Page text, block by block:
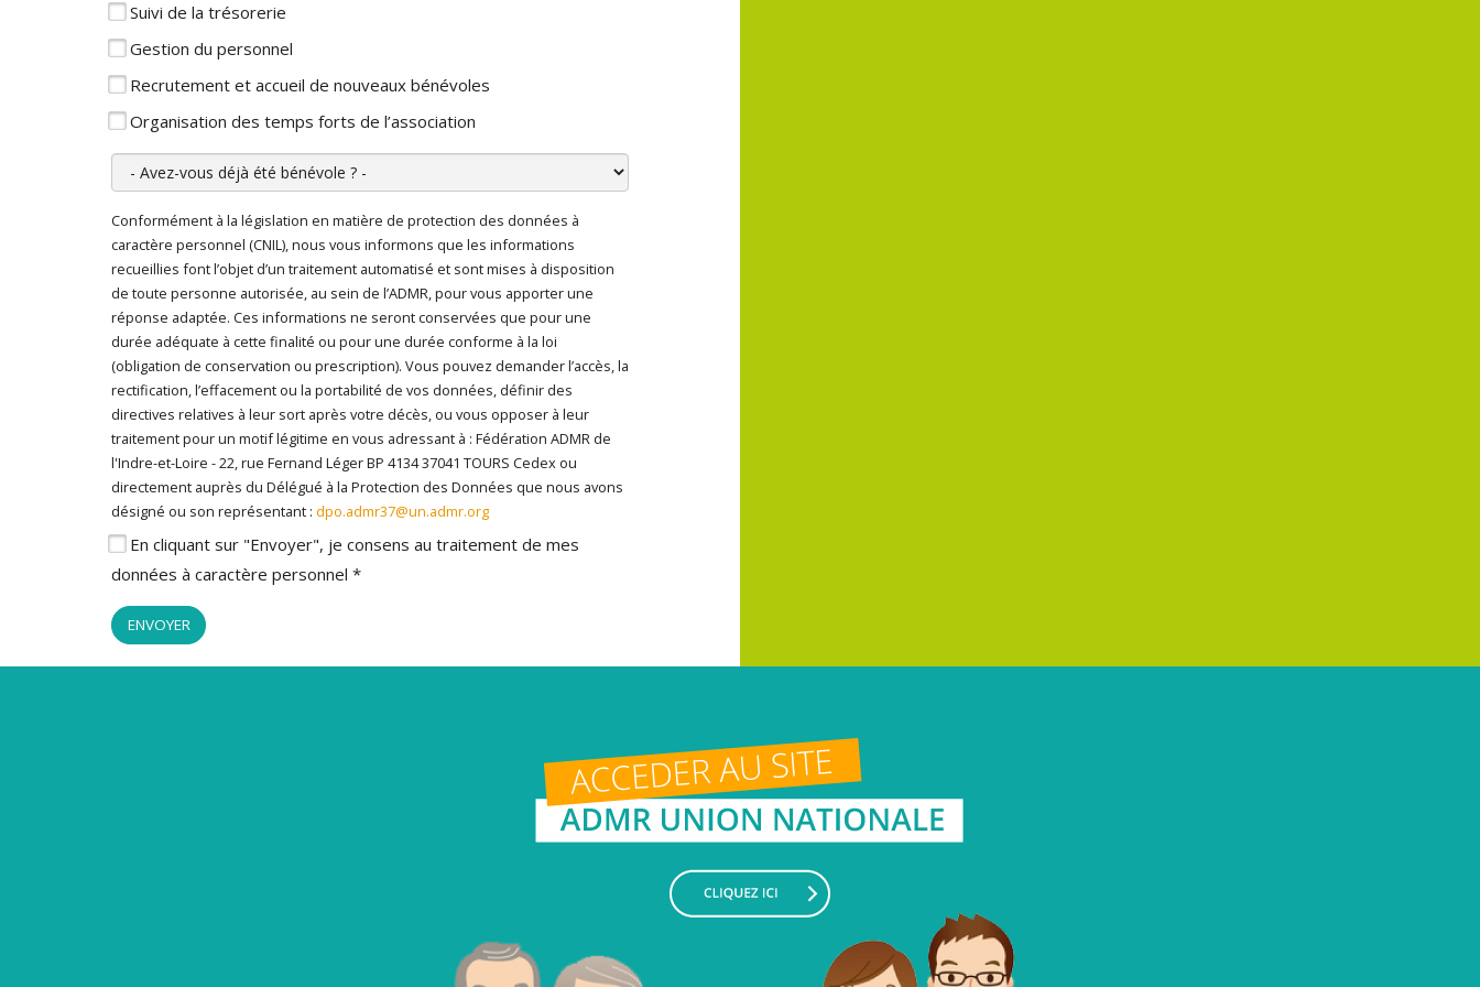
Suivi de la trésorerie
Gestion du personnel
Recrutement et accueil de nouveaux bénévoles
Organisation des temps forts de l’association
Avez-vous déjà été bénévole ?
En cliquant sur "Envoyer", je consens au traitement de mes données à
caractère personnel*
Conformément à la législation en matière de protection des données à
caractère personnel (CNIL), nous vous informons que les informations
recueillies font l’objet d’un traitement automatisé et sont mises à disposition
de toute personne autorisée, au sein de l’ADMR, pour vous apporter une
réponse adaptée. Ces informations ne seront conservées que pour une
durée adéquate à cette finalité ou pour une durée conforme à la loi
(obligation de conservation ou prescription). Vous pouvez demander l’accès, la
rectification, l’effacement ou la portabilité de vos données, définir des
directives relatives à leur sort après votre décès, ou vous opposer à leur
traitement pour un motif légitime en vous adressant à : Fédération ADMR de
l'Indre-et-Loire - 22, rue Fernand Léger BP 4134 37041 TOURS Cedex ou
directement auprès du Délégué à la Protection des Données que nous avons
désigné ou son représentant : dpo.admr37@un.admr.org
En cliquant sur "Envoyer", je consens au traitement de mes
données à caractère personnel *